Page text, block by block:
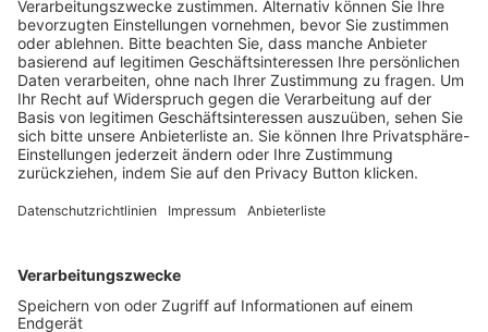
Schulungsangebot Vereinsmitarbeiter
BFV-Geschäftsstellen
Trainerbörse
Login SpielPlus
FOLGE DEM BFV
TOP-VEREINE